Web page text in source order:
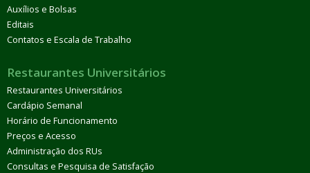
Auxílios e Bolsas
Editais
Contatos e Escala de Trabalho
Restaurantes Universitários
Restaurantes Universitários
Cardápio Semanal
Horário de Funcionamento
Preços e Acesso
Administração dos RUs
Consultas e Pesquisa de Satisfação